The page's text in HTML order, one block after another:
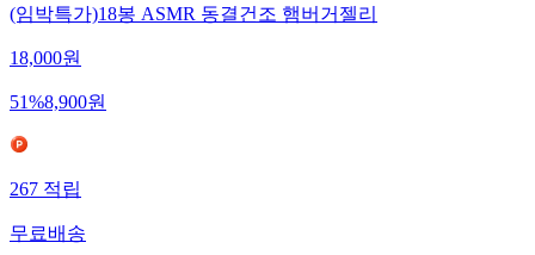
(임박특가)18봉 ASMR 동결건조 햄버거젤리
18,000원
51%8,900원
267적립
무료배송